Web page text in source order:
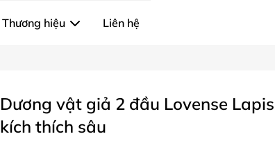
Thương hiệu Liên hệ
Dương vật giả 2 đầu Lovense
kích thích sâu